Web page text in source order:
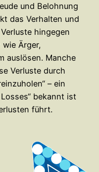
und Belohnung
das Verhalten und
hingegen
Ärger,
auslösen. Manche
Verluste durch
– ein
bekannt ist
führt.